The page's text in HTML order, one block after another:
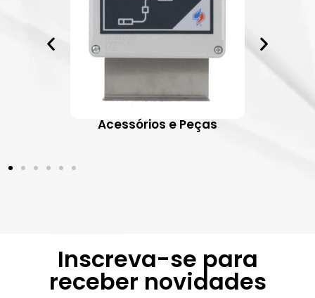
Acessórios e Peças
Inscreva-se para
receber novidades